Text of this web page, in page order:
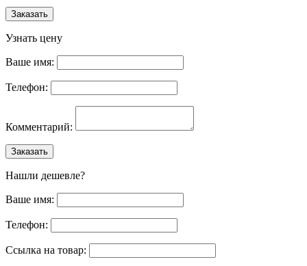
Заказать
Узнать цену
Ваше имя:
Телефон:
Комментарий:
Заказать
Нашли дешевле?
Ваше имя:
Телефон:
Ссылка на товар: